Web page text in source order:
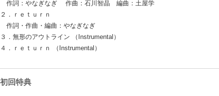
作詞：やなぎなぎ 作曲：石川智晶 編曲：土屋学
２．ｒｅｔｕｒｎ
作詞・作曲・編曲：やなぎなぎ
３．無形のアウトライン （Instrumental）
４．ｒｅｔｕｒｎ （Instrumental）
初回特典